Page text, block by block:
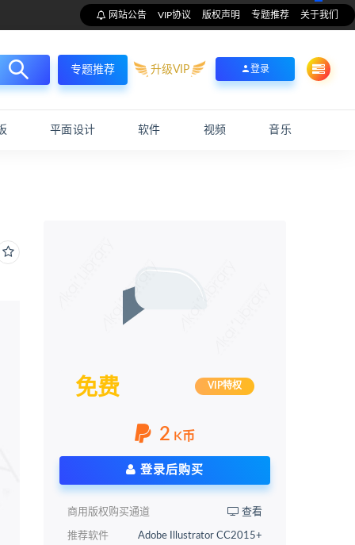
网站公告 VIP协议 版权声明 专题推荐 关于我们
专题推荐 升级VIP 登录
平面设计 软件 视频 音乐
免费 VIP特权
2 K币
登录后购买
商用版权购买通道 查看
推荐软件 Adobe Illustrator CC2015+